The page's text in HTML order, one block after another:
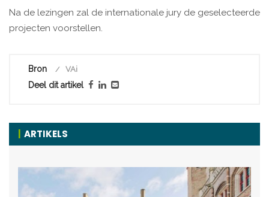
Na de lezingen zal de internationale jury de geselecteerde
projecten voorstellen.
Bron VAi
Deel dit artikel
ARTIKELS